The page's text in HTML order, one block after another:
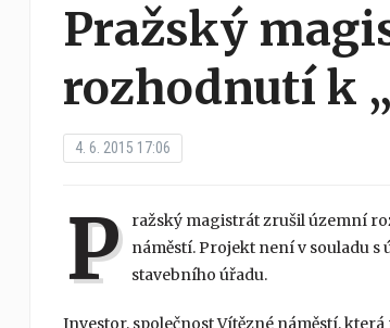
Pražský
rozhodnutí k
4. 6. 2015 17:06
P
ražský magistrát zrušil územní
náměstí. Projekt není v souladu s
stavebního úřadu.
Investor, společnost Vítězné náměstí,